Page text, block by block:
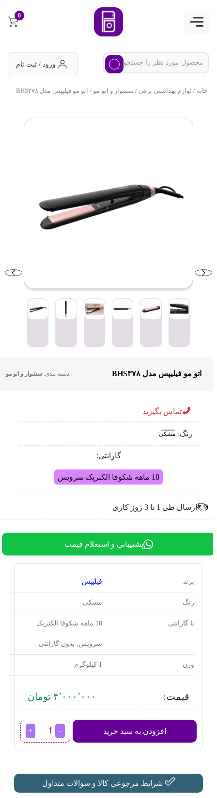
0
ورود / ثبت نام
خانه/ لوازم بهداشتی برقی/ سشوار و اتو مو/ اتو مو فیلیپس مدل BHS۳۷۸
اتو مو فیلیپس مدل BHS۳۷۸ دسته بندی:سشوار و اتو مو
تماس بگیرید
رنگ: مشکی
گارانتی:
18 ماهه شکوفا الکتریک سرویس
ارسال طی 1 تا 3 روز کاری
پشتیبانی و استعلام قیمت
برند فیلیپس
رنگ مشکی
با گارانتی 18 ماهه شکوفا الکتریک
سرویس, بدون گارانتی
وزن
قیمت: ۴٬۰۰۰٬۰۰۰ تومان
افزودن به سبد خرید
اتو
مو
عدد
شرایط مرجوعی کالا و سوالات متداول